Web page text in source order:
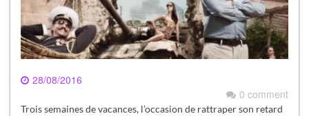
28/08/2016
0 comment
Trois semaines de vacances, l’occasion de rattraper son retard